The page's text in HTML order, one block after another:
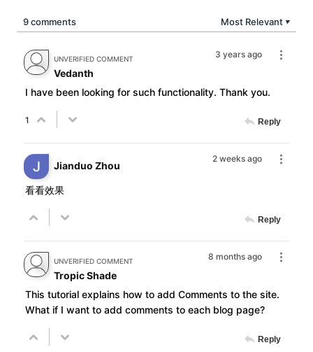
9 comments Most Relevant ▼
3 years ago
UNVERIFIED COMMENT
Vedanth
I have been looking for such functionality. Thank you.
1 Reply
2 weeks ago
Jianduo Zhou
看看效果
Reply
8 months ago
UNVERIFIED COMMENT
Tropic Shade
This tutorial explains how to add Comments to the site.
What if I want to add comments to each blog page?
Reply